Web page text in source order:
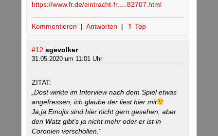
https://www.fr.de/eintracht-fr.....82707.html
Kommentieren | Antworten | ⇑ Top
#12 sgevolker
31.05.2020 um 11:01 Uhr
ZITAT:
„Dost wirkte im Interview nach dem Spiel etwas
angefressen, ich glaube der liest hier mit
Ja,ja Emojis sind hier nicht gern gesehen, aber
den Watz gibt’s ja nicht mehr oder er ist in
Coronien verschollen.“